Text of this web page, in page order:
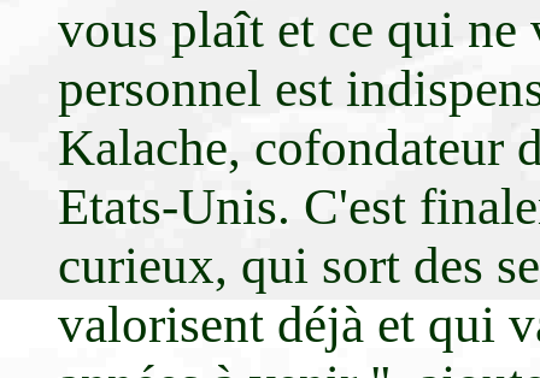
vous plaît et ce qui ne
personnel est
Kalache, cofondateur
Etats-Unis. C'est
curieux, qui sort des
valorisent déjà et qui